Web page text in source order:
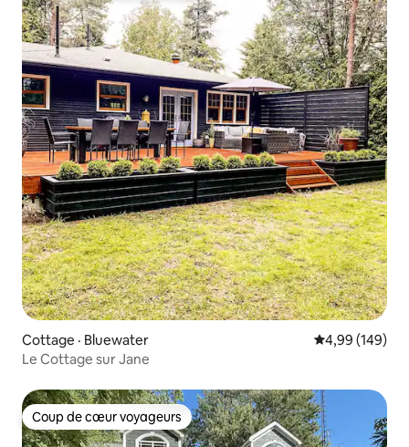
Cottage · Bluewater Note
4,99 (149)
Le Cottage sur Jane
Coup de cœur voyageurs
Coup de cœur voyageurs